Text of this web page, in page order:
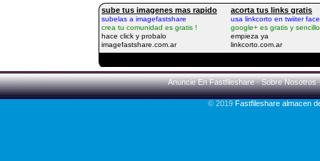
Anuncie En Fastfileshare-Sobre Nosotros
© 2019Fastfileshare almacen